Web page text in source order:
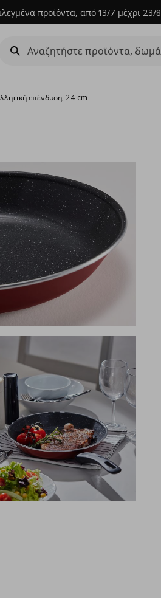
προϊόντα, από 13/7 μέχρι 23/8
επένδυση, 24 cm